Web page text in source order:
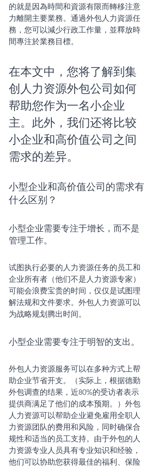
的就是因為時間和資源有限而轉移注意
力離開主要業務。通過外包人力資源任
務，您可以減少行政工作量，並釋放時
間專注於業務目標。
在本文中，您将了解到集
创人力资源外包公司如何
帮助您作为一名小企业
主。此外，我们还将比较
小企业和高价值公司之间
需求的差异。
小型企业和高价值公司的需求有
什么区别？
小型企业需要专注于增长，而不是
管理工作。
试图执行必要的人力资源任务的员工和
企业所有者（他们不是人力资源专家）
可能会浪费宝贵的时间，仅仅是试图理
解法规和文件要求。外包人力资源可以
为战略规划腾出时间。
小型企业需要专注于明智的支出。
外包人力资源服务可以在多种方式上帮
助企业节省开支。（实际上，根据德勤
外包调查的结果，近80%的受访者表示
提供商满足了他们的成本预期。）外包
人力资源可以帮助企业避免雇用全职人
力资源团队的费用和风险，同时确保合
规性和适当的员工支持。由于外包的人
力资源专业人员具有专业知识和经验，
他们可以协助您获得最佳的福利、保险